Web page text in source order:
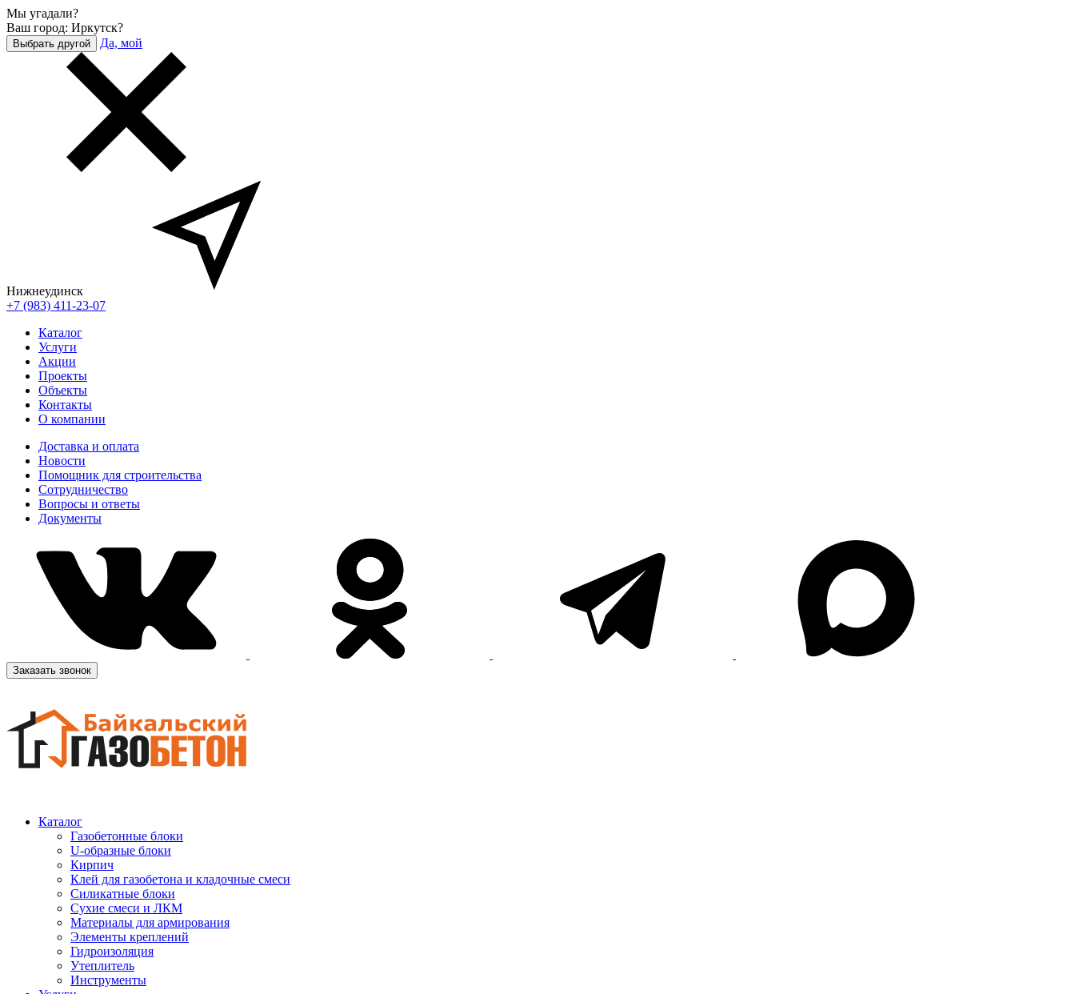
Мы угадали?
Ваш город: Иркутск?
Выбрать другой Да, мой
Нижнеудинск
+7 (983) 411-23-07
Каталог
Услуги
Акции
Проекты
Объекты
Контакты
О компании
Доставка и оплата
Новости
Помощник для строительства
Сотрудничество
Вопросы и ответы
Документы
Заказать звонок
Каталог
Газобетонные блоки
U-образные блоки
Кирпич
Клей для газобетона и кладочные смеси
Силикатные блоки
Сухие смеси и ЛКМ
Материалы для армирования
Элементы креплений
Гидроизоляция
Утеплитель
Инструменты